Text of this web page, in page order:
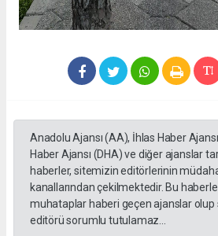
Anadolu Ajansı (AA), İhlas Haber
Haber Ajansı (DHA) ve diğer ajanslar
haberler, sitemizin editörlerinin
kanallarından çekilmektedir. Bu
muhataplar haberi geçen ajanslar
editörü sorumlu tutulamaz...